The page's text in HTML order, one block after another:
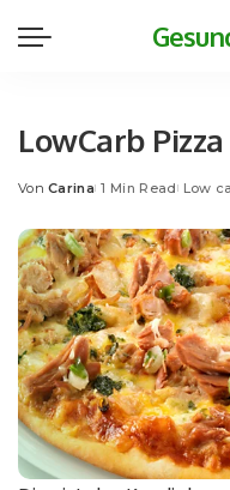
LowCarb
Posted
Von Carina 1 Min Read Low